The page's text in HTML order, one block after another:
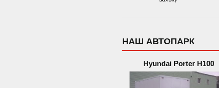
НАШ АВТОПАРК
Hyundai Porter H100